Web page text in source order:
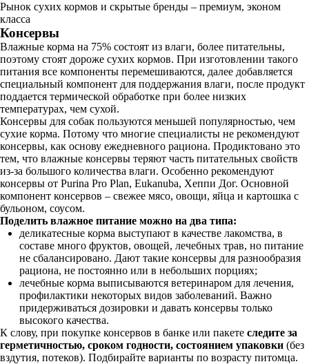
Рынок сухих кормов и скрытые бренды – премиум, эконом
класса
Консервы
Влажные корма на 75% состоят из влаги, более питательны,
поэтому стоят дороже сухих кормов. При изготовлении такого
питания все компоненты перемешиваются, далее добавляется
специальный компонент для поддержания влаги, после продукт
поддается термической обработке при более низких
температурах, чем сухой.
Консервы для собак пользуются меньшей популярностью, чем
сухие корма. Потому что многие специалисты не рекомендуют
консервы, как основу ежедневного рациона. Продиктовано это
тем, что влажные консервы теряют часть питательных свойств
из-за большого количества влаги. Особенно рекомендуют
консервы от Purina Pro Plan, Eukanuba, Хеппи Дог. Основной
компонент консервов – свежее мясо, овощи, яйца и картошка с
бульоном, соусом.
Поделить влажное питание можно на два типа:
деликатесные корма выступают в качестве лакомства, в
составе много фруктов, овощей, лечебных трав, но питание
не сбалансировано. Дают такие консервы для разнообразия
рациона, не постоянно или в небольших порциях;
лечебные корма выписываются ветеринаром для лечения,
профилактики некоторых видов заболеваний. Важно
придерживаться дозировки и давать консервы только
высокого качества.
К слову, при покупке консервов в банке или пакете следите за
герметичностью, сроком годности, состоянием упаковки (без
вздутия, потеков). Подбирайте варианты по возрасту питомца.